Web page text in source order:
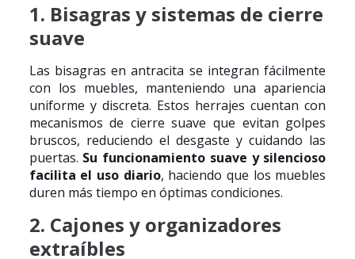
1. Bisagras y sistemas de cierre
suave
Las bisagras en antracita se integran fácilmente
con los muebles, manteniendo una apariencia
uniforme y discreta. Estos herrajes cuentan con
mecanismos de cierre suave que evitan golpes
bruscos, reduciendo el desgaste y cuidando las
puertas. Su funcionamiento suave y silencioso
facilita el uso diario, haciendo que los muebles
duren más tiempo en óptimas condiciones.
2. Cajones y organizadores
extraíbles